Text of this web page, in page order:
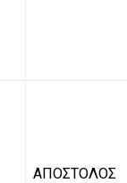
ΑΠΟΣΤΟΛΟΣ